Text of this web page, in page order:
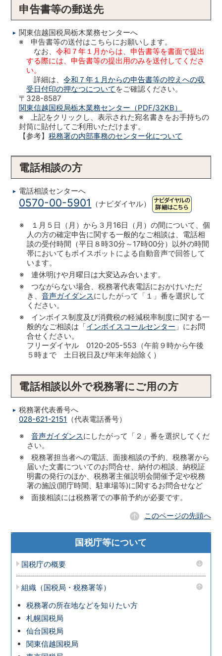
申告書等の郵送先
関東信越国税局栃木業務センターへ
※ 申告書等の送付はこちらにお願いします。
なお、令和７年１月からは、申告書等を書面で提出
する際には、申告書等の提出用のみを送付してくださ
い。
詳細は、令和７年１月からの申告書等の控えへの収
受日付印の押なつについて をご確認ください。
〒328-8587
関東信越国税局栃木業務センター（PDF/32KB）
※ 上記をクリックし、表示された宛名書きをお手持ちの
封筒に貼付してご利用いただけます。
【参考】税務署の内部事務のセンター化について
電話相談の方
電話相談センターへ
0570-00-5901 （ナビダイヤル）
※ １月５日（月）から３月16日（月）の間について、個
人の方の確定申告に関する一般的なご相談は、電話相
談の受付時間（平日８時30分～17時00分）以外の時間
帯においてもボイスボットによる自動音声で回答して
います。
※ 連休明けや月曜日は大変込み合います。
※ つながらない場合、税務署代表電話におかけいただ
き、音声ガイダンスにしたがって「１」番を選択して
ください。
※ インボイス制度及び消費税の軽減税率制度に関する一
般的なご相談は「インボイスコールセンター 」にお問
合せください。
フリーダイヤル 0120-205-553（午前９時から午後
５時まで 土日祝日及び年末年始除く）
電話相談以外で税務署にご用の方
税務署代表番号へ
028-621-2151 （代表電話番号）
※音声ガイダンスにしたがって「２」番を選択してくだ
さい。
※ 税務署担当者への電話、面接相談の予約、税務署から
届いた文書についてのお問合せ、納付の相談、納税証
明書の発行のほか、税務署主催説明会開催予定や税務
署の施設(開庁時間、駐車場等)に関するお問合せなど
※ 面接相談には税務署での事前予約が必要です。
このページの先頭へ
国税庁等について
国税庁の概要
組織（国税局・税務署等）
税務署の所在地などを知りたい方
札幌国税局
仙台国税局
関東信越国税局